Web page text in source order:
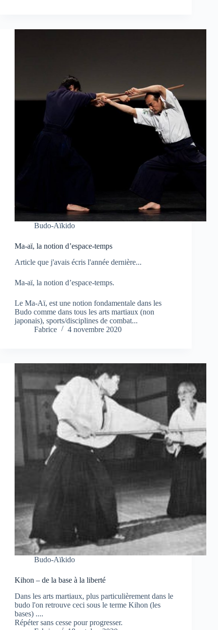
Budo-Aïkido
Ma-aï, la notion d’espace-temps
Article que j'avais écris l'année dernière...
Ma-aï, la notion d’espace-temps.
Le Ma-Aï, est une notion fondamentale dans les
Budo comme dans tous les arts martiaux (non
japonais), sports/disciplines de combat...
Fabrice
4 novembre 2020
Budo-Aïkido
Kihon – de la base à la liberté
Dans les arts martiaux, plus particulièrement dans le
budo l'on retrouve ceci sous le terme Kihon (les
bases) ....
Répéter sans cesse pour progresser.